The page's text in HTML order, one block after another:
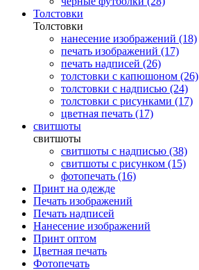
Толстовки
Толстовки
нанесение изображений (18)
печать изображений (17)
печать надписей (26)
толстовки с капюшоном (26)
толстовки с надписью (24)
толстовки с рисунками (17)
цветная печать (17)
свитшоты
свитшоты
свитшоты с надписью (38)
свитшоты с рисунком (15)
фотопечать (16)
Принт на одежде
Печать изображений
Печать надписей
Нанесение изображений
Принт оптом
Цветная печать
Фотопечать